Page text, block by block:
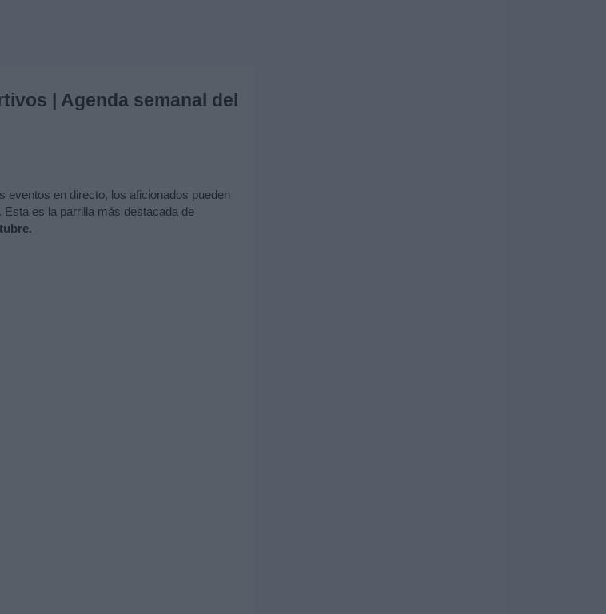
| Agenda semanal del
eventos en directo, los aficionados pueden
es la parrilla más destacada de